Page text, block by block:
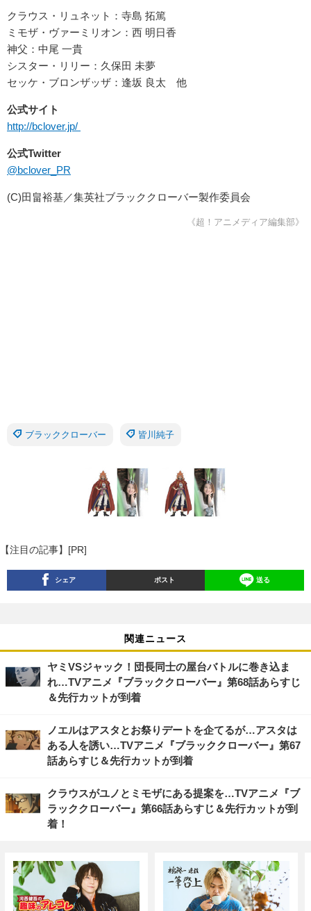
クラウス・リュネット：寺島 拓篤
ミモザ・ヴァーミリオン：西 明日香
神父：中尾 一貴
シスター・リリー：久保田 未夢
セッケ・ブロンザッザ：逢坂 良太 他
公式サイト
http://bclover.jp/
公式Twitter
@bclover_PR
(C)田畠裕基／集英社ブラッククローバー製作委員会
《超！アニメディア編集部》
ブラッククローバー 皆川純子
【注目の記事】[PR]
シェア ポスト 送る
関連ニュース
ヤミVSジャック！団長同士の屋台バトルに巻き込ま
れ…TVアニメ『ブラッククローバー』第68話あらすじ
＆先行カットが到着
ノエルはアスタとお祭りデートを企てるが…アスタは
ある人を誘い…TVアニメ『ブラッククローバー』第67
話あらすじ＆先行カットが到着
クラウスがユノとミモザにある提案を…TVアニメ『ブ
ラッククローバー』第66話あらすじ＆先行カットが到
着！